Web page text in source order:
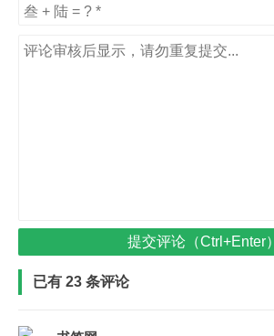
提交评论（Ctrl+Enter）
已有 23 条评论